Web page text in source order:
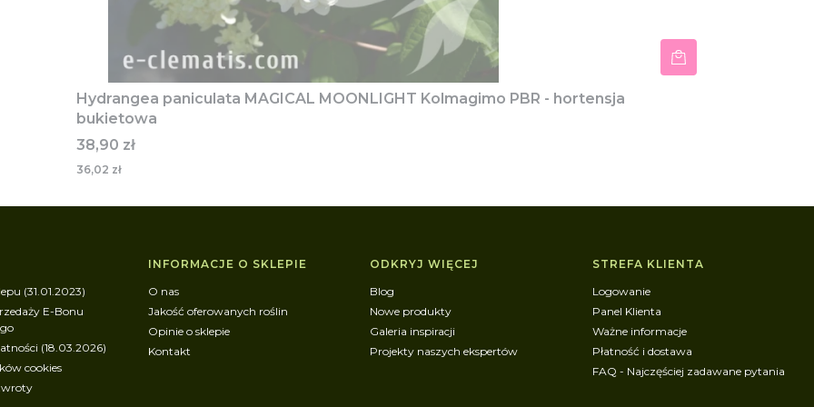
Hydrangea paniculata MAGICAL MOONLIGHT Kolmagimo PBR - hortensja
bukietowa
Cena
38,90 zł
36,02 zł
(31.01.2023)
E-Bonu
(18.03.2026)
cookies
INFORMACJE O SKLEPIE
O nas
Jakość oferowanych roślin
Opinie o sklepie
Kontakt
ODKRYJ WIĘCEJ
Blog
Nowe produkty
Galeria inspiracji
Projekty naszych ekspertów
STREFA KLIENTA
Logowanie
Panel Klienta
Ważne informacje
Płatność i dostawa
FAQ - Najczęściej zadawane pytania